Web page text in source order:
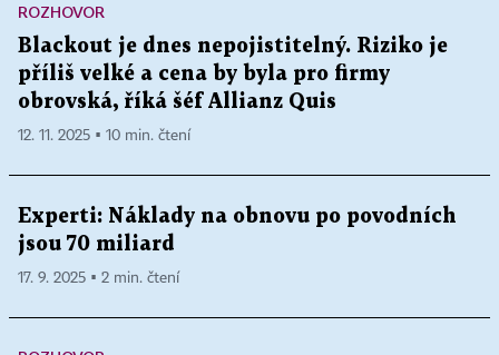
ROZHOVOR
Blackout je dnes nepojistitelný. Riziko je
příliš velké a cena by byla pro firmy
obrovská, říká šéf Allianz Quis
12. 11. 2025 ▪ 10 min. čtení
Experti: Náklady na obnovu po povodních
jsou 70 miliard
17. 9. 2025 ▪ 2 min. čtení